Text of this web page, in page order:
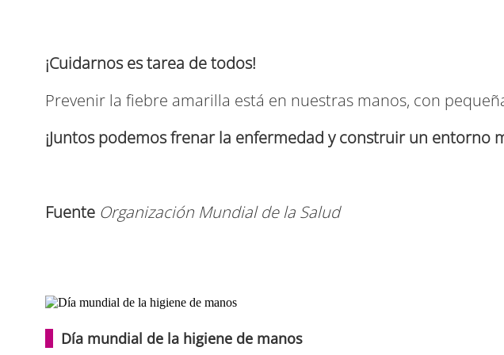
¡Cuidarnos es tarea de todos!
Prevenir la fiebre amarilla está en nuestras manos, con
¡Juntos podemos frenar la enfermedad y construir un entorno
Fuente Organización Mundial de la Salud
Día mundial de la higiene de manos